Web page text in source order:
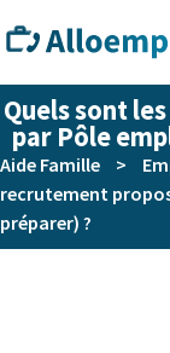
Quels sont
par Pôle
Aide Famille >
recrutement
préparer) ?